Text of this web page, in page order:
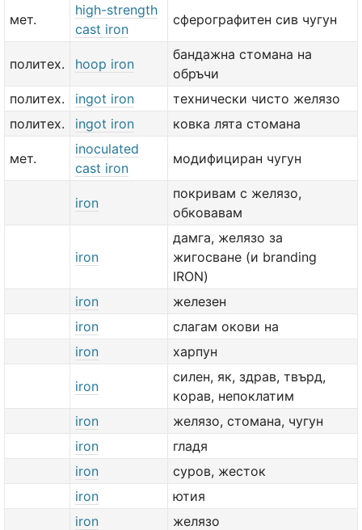
мет.
high-strength
cast iron
сферографитен сив чугун
политех. hoop iron
бандажна стомана на
обръчи
политех.
ingot iron
технически чисто желязо
политех.
ingot iron ковка лята стомана
мет.
inoculated
cast iron
модифициран чугун
iron
покривам с желязо,
обковавам
iron
дамга, желязо за
жигосване (и branding
IRON)
iron
железен
iron
слагам окови на
iron
харпун
iron
силен, як, здрав, твърд,
корав, непоклатим
iron
желязо, стомана, чугун
iron
гладя
iron
суров, жесток
iron
ютия
iron
желязо